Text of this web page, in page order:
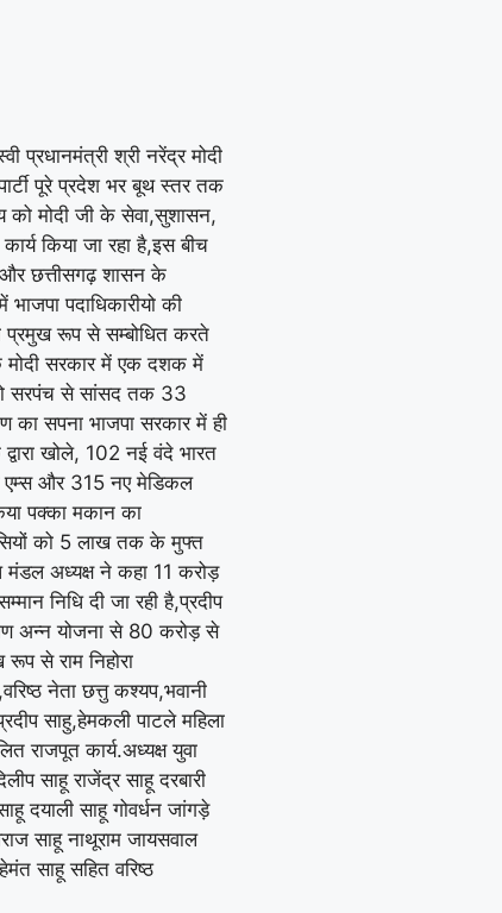
श्री नरेंद्र मोदी
पूरे प्रदेश भर बूथ स्तर तक
को मोदी जी के सेवा,सुशासन,
किया जा रहा है,इस बीच
और छत्तीसगढ़ शासन के
पदाधिकारीयो की
प्रमुख रूप से सम्बोधित करते
मोदी सरकार में एक दशक में
सरपंच से सांसद तक 33
का सपना भाजपा सरकार में ही
खोले, 102 नई वंदे भारत
एम्स और 315 नए मेडिकल
पक्का मकान का
को 5 लाख तक के मुफ्त
मंडल अध्यक्ष ने कहा 11 करोड़
निधि दी जा रही है,प्रदीप
अन्न योजना से 80 करोड़ से
से राम निहोरा
नेता छत्तु कश्यप,भवानी
साहु,हेमकली पाटले महिला
राजपूत कार्य.अध्यक्ष युवा
साहू राजेंद्र साहू दरबारी
दयाली साहू गोवर्धन जांगड़े
साहू नाथूराम जायसवाल
साहू सहित वरिष्ठ